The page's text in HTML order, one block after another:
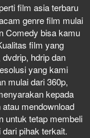
film asia terbaru
genre film mulai
Comedy bisa kamu
film yang
hdrip dan
yang kami
mulai dari 360p,
kepada
mendownload
untuk tetap membeli
pihak terkait.